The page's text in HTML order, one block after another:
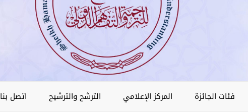
فئات الجائزة المركز الإعلامي الترشح والترشيح اتصل بنا